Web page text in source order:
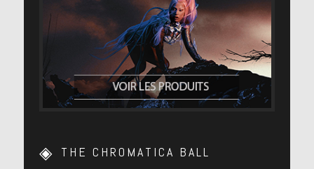
THE CHROMATICA BALL